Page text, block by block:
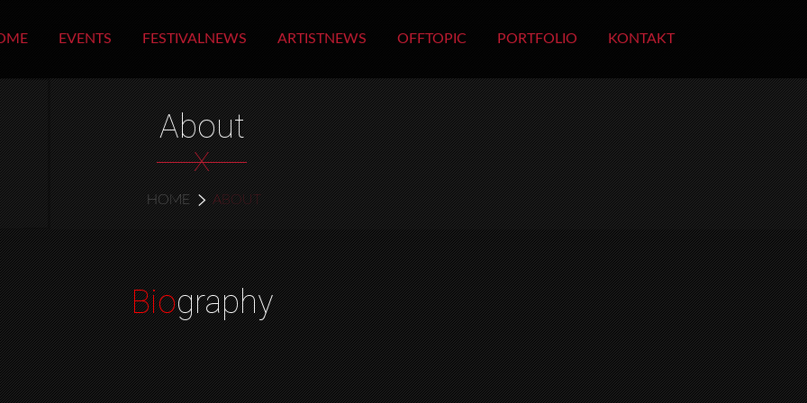
EVENTS FESTIVALNEWS ARTISTNEWS OFFTOPIC PORTFOLIO KONTAKT
About
X
HOME ABOUT
Biography